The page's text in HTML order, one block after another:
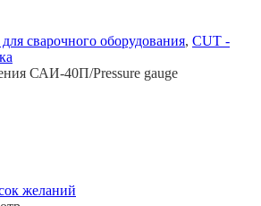
сварочного оборудования, CUT -
САИ-40П/Pressure gauge
желаний